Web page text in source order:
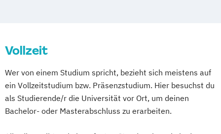
Kommunikations- und Medienforschung
Künstlerisch-pädagogische Ausbildung
Künstlerische Ausbildung (verschiedene
Studienrichtungen)
Lehramt an Gymnasien
Bachelorstudiengang
musik.welt – Kulturelle Diversität in der
musikalischen Bildung
Vollzeit
Wer von einem Studium spricht, bezieht sich meistens auf
ein Vollzeitstudium bzw. Präsenzstudium. Hier besuchst du
als Studierende/r die Universität vor Ort, um deinen
Bachelor- oder Masterabschluss zu erarbeiten.